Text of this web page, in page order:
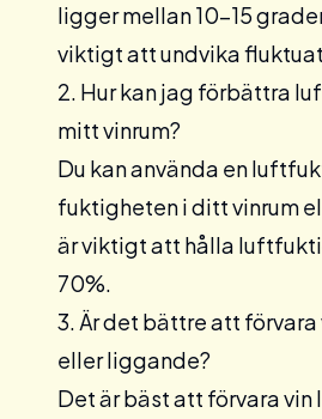
ligger mellan 10-15
viktigt att undvika
2. Hur kan jag förbättra
mitt vinrum?
Du kan använda en
fuktigheten i ditt vinrum
är viktigt att hålla
70%.
3. Är det bättre att
eller liggande?
Det är bäst att förvara